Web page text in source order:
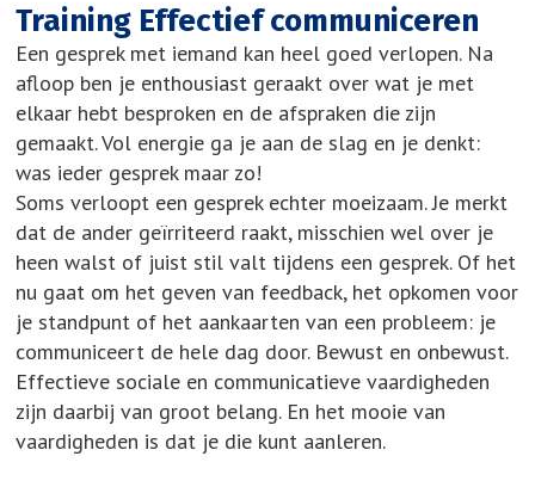
Training Effectief communiceren
Een gesprek met iemand kan heel goed verlopen. Na
afloop ben je enthousiast geraakt over wat je met
elkaar hebt besproken en de afspraken die zijn
gemaakt. Vol energie ga je aan de slag en je denkt:
was ieder gesprek maar zo!
Soms verloopt een gesprek echter moeizaam. Je merkt
dat de ander geïrriteerd raakt, misschien wel over je
heen walst of juist stil valt tijdens een gesprek. Of het
nu gaat om het geven van feedback, het opkomen voor
je standpunt of het aankaarten van een probleem: je
communiceert de hele dag door. Bewust en onbewust.
Effectieve sociale en communicatieve vaardigheden
zijn daarbij van groot belang. En het mooie van
vaardigheden is dat je die kunt aanleren.